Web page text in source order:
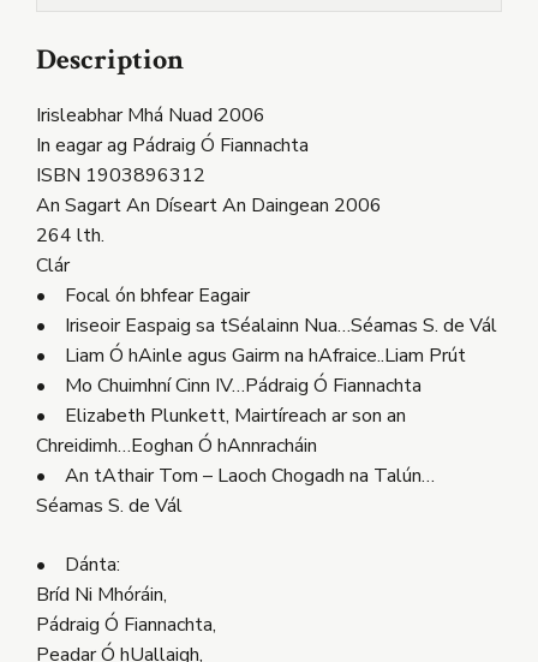
Description
Irisleabhar Mhá Nuad 2006
In eagar ag Pádraig Ó Fiannachta
ISBN 1903896312
An Sagart An Díseart An Daingean 2006
264 lth.
Clár
• Focal ón bhfear Eagair
• Iriseoir Easpaig sa tSéalainn Nua…Séamas S. de Vál
• Liam Ó hAinle agus Gairm na hAfraice..Liam Prút
• Mo Chuimhní Cinn IV…Pádraig Ó Fiannachta
• Elizabeth Plunkett, Mairtíreach ar son an
Chreidimh…Eoghan Ó hAnnracháin
• An tAthair Tom – Laoch Chogadh na Talún…
Séamas S. de Vál
• Dánta:
Bríd Ni Mhóráin,
Pádraig Ó Fiannachta,
Peadar Ó hUallaigh,